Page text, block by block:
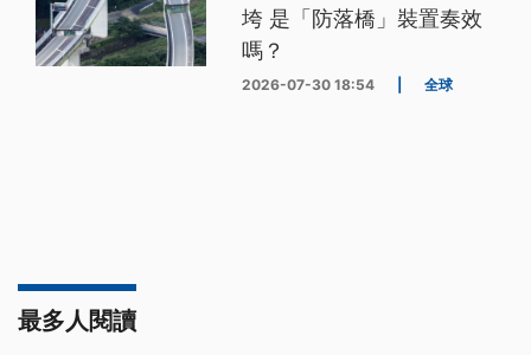
垮 是「防落橋」裝置奏效
嗎？
2026-07-30 18:54 全球
最多人閱讀